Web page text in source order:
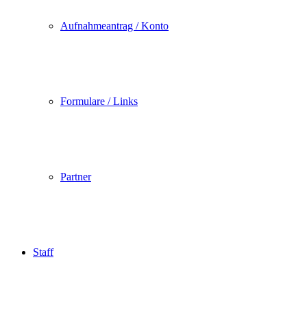
Aufnahmeantrag / Konto
Formulare / Links
Partner
Staff